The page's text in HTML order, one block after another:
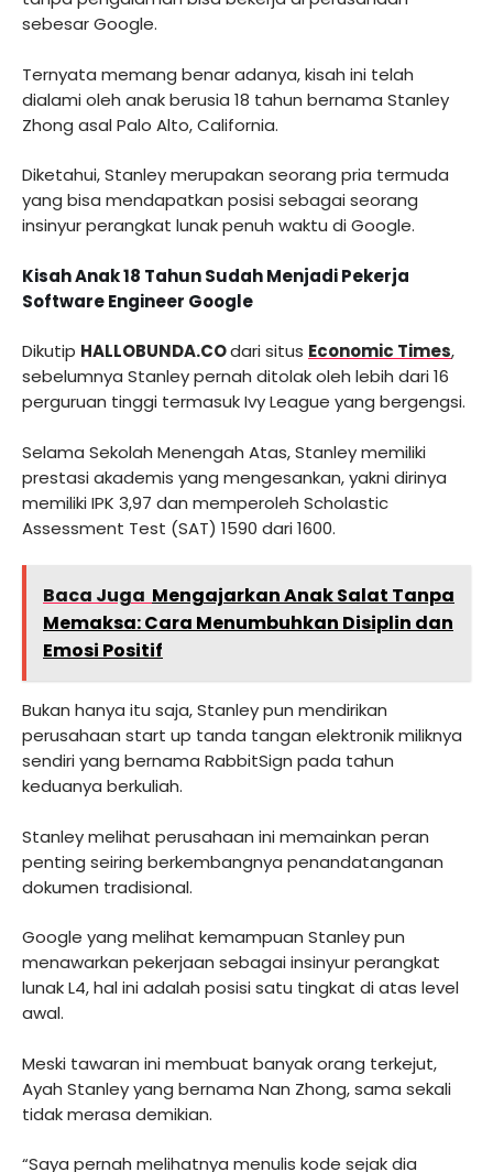
sebesar Google.
Ternyata memang benar adanya, kisah ini telah
dialami oleh anak berusia 18 tahun bernama Stanley
Zhong asal Palo Alto, California.
Diketahui, Stanley merupakan seorang pria termuda
yang bisa mendapatkan posisi sebagai seorang
insinyur perangkat lunak penuh waktu di Google.
Kisah Anak 18 Tahun Sudah Menjadi Pekerja
Software Engineer Google
Dikutip HALLOBUNDA.COdari situs Economic Times,
sebelumnya Stanley pernah ditolak oleh lebih dari 16
perguruan tinggi termasuk Ivy League yang bergengsi.
Selama Sekolah Menengah Atas, Stanley memiliki
prestasi akademis yang mengesankan, yakni dirinya
memiliki IPK 3,97 dan memperoleh Scholastic
Assessment Test (SAT) 1590 dari 1600.
Baca Juga Mengajarkan Anak Salat Tanpa
Memaksa: Cara Menumbuhkan Disiplin dan
Emosi Positif
Bukan hanya itu saja, Stanley pun mendirikan
perusahaan start up tanda tangan elektronik miliknya
sendiri yang bernama RabbitSign pada tahun
keduanya berkuliah.
Stanley melihat perusahaan ini memainkan peran
penting seiring berkembangnya penandatanganan
dokumen tradisional.
Google yang melihat kemampuan Stanley pun
menawarkan pekerjaan sebagai insinyur perangkat
lunak L4, hal ini adalah posisi satu tingkat di atas level
awal.
Meski tawaran ini membuat banyak orang terkejut,
Ayah Stanley yang bernama Nan Zhong, sama sekali
tidak merasa demikian.
“Saya pernah melihatnya menulis kode sejak dia